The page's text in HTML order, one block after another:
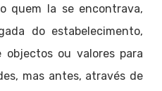
quem la se encontrava,
do estabelecimento,
objectos ou valores para
mas antes, através de